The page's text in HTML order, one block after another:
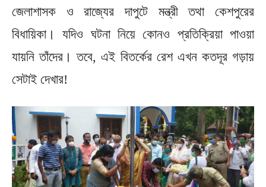
জেলাশাসক ও রাজ্যের দাপুটে মন্ত্রী তথা কেশপুরের
বিধায়িকা। যদিও ঘটনা নিয়ে কোনও প্রতিক্রিয়া পাওয়া
যায়নি তাঁদের। তবে, এই বিতর্কের রেশ এখন কতদূর গড়ায়
সেটাই দেখার!